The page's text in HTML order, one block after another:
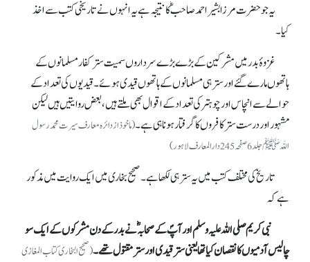
یہ جو حضرت مرزا بشیر احمد صاحبؓ کا نتیجہ ہے یہ انہوں نے تاریخی کتب سے اخذ
کیا۔
غزوۂ بدر میں مشرکین کے بڑے بڑے سرداروں سمیت ستر کفار مسلمانوں کے
ہاتھوں مارے گئے اور ستر ہی مسلمانوں کے ہاتھوں قیدی ہوئے۔ قیدیوں کی تعداد کے
حوالے سے انچاس اور چوہتر کی تعداد کے اقوال بھی ملتے ہیں، بعض روایتیں ہیں لیکن
مشہور اور درست ستر کافروں کا گرفتار ہونا ہی ہے۔(ماخوذ از دائرہ معارف سیرت محمد رسول
اللہﷺ جلد6 صفحہ245 دارالمعارف لاہور)
تاریخ کی مختلف کتب میں یہ ستر ہی لکھا ہے۔ صحیح بخاری میں ایک روایت میں مذکور
ہے کہ
نبی کریم صلی اللہ علیہ وسلم اور آپؐ کے صحابہؓ نے بدر کے دن مشرکوں کے ایک سو
چالیس آدمیوں کا نقصان کیا تھا یعنی ستر قیدی اور ستر مقتول تھے۔(صحیح البخاری کتاب المغازی